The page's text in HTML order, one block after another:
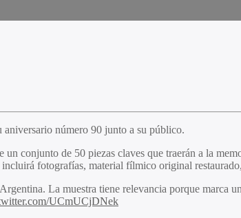
número 90 junto a su público.
conjunto de 50 piezas claves que traerán a la
fotografías, material fílmico original
La muestra tiene relevancia porque marca
UCmUCjDNek